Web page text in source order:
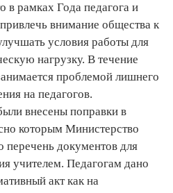
рамках Года педагога и
внимание общества к
условия работы для
нагрузку. В течение
проблемой лишнего
на педагогов.
внесены поправки в
которым Министерство
перечень документов для
учителем. Педагогам дано
акт как на